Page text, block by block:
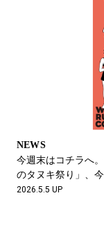
#ESSENTIAL
#NEW
#路地裏てぃ
#GH 銘品の所
#Commune H
#LIFESTYLE
#SPORTS
NEWS
今週末はコチラへ
のタヌキ祭り」、今
2026.5.5 UP